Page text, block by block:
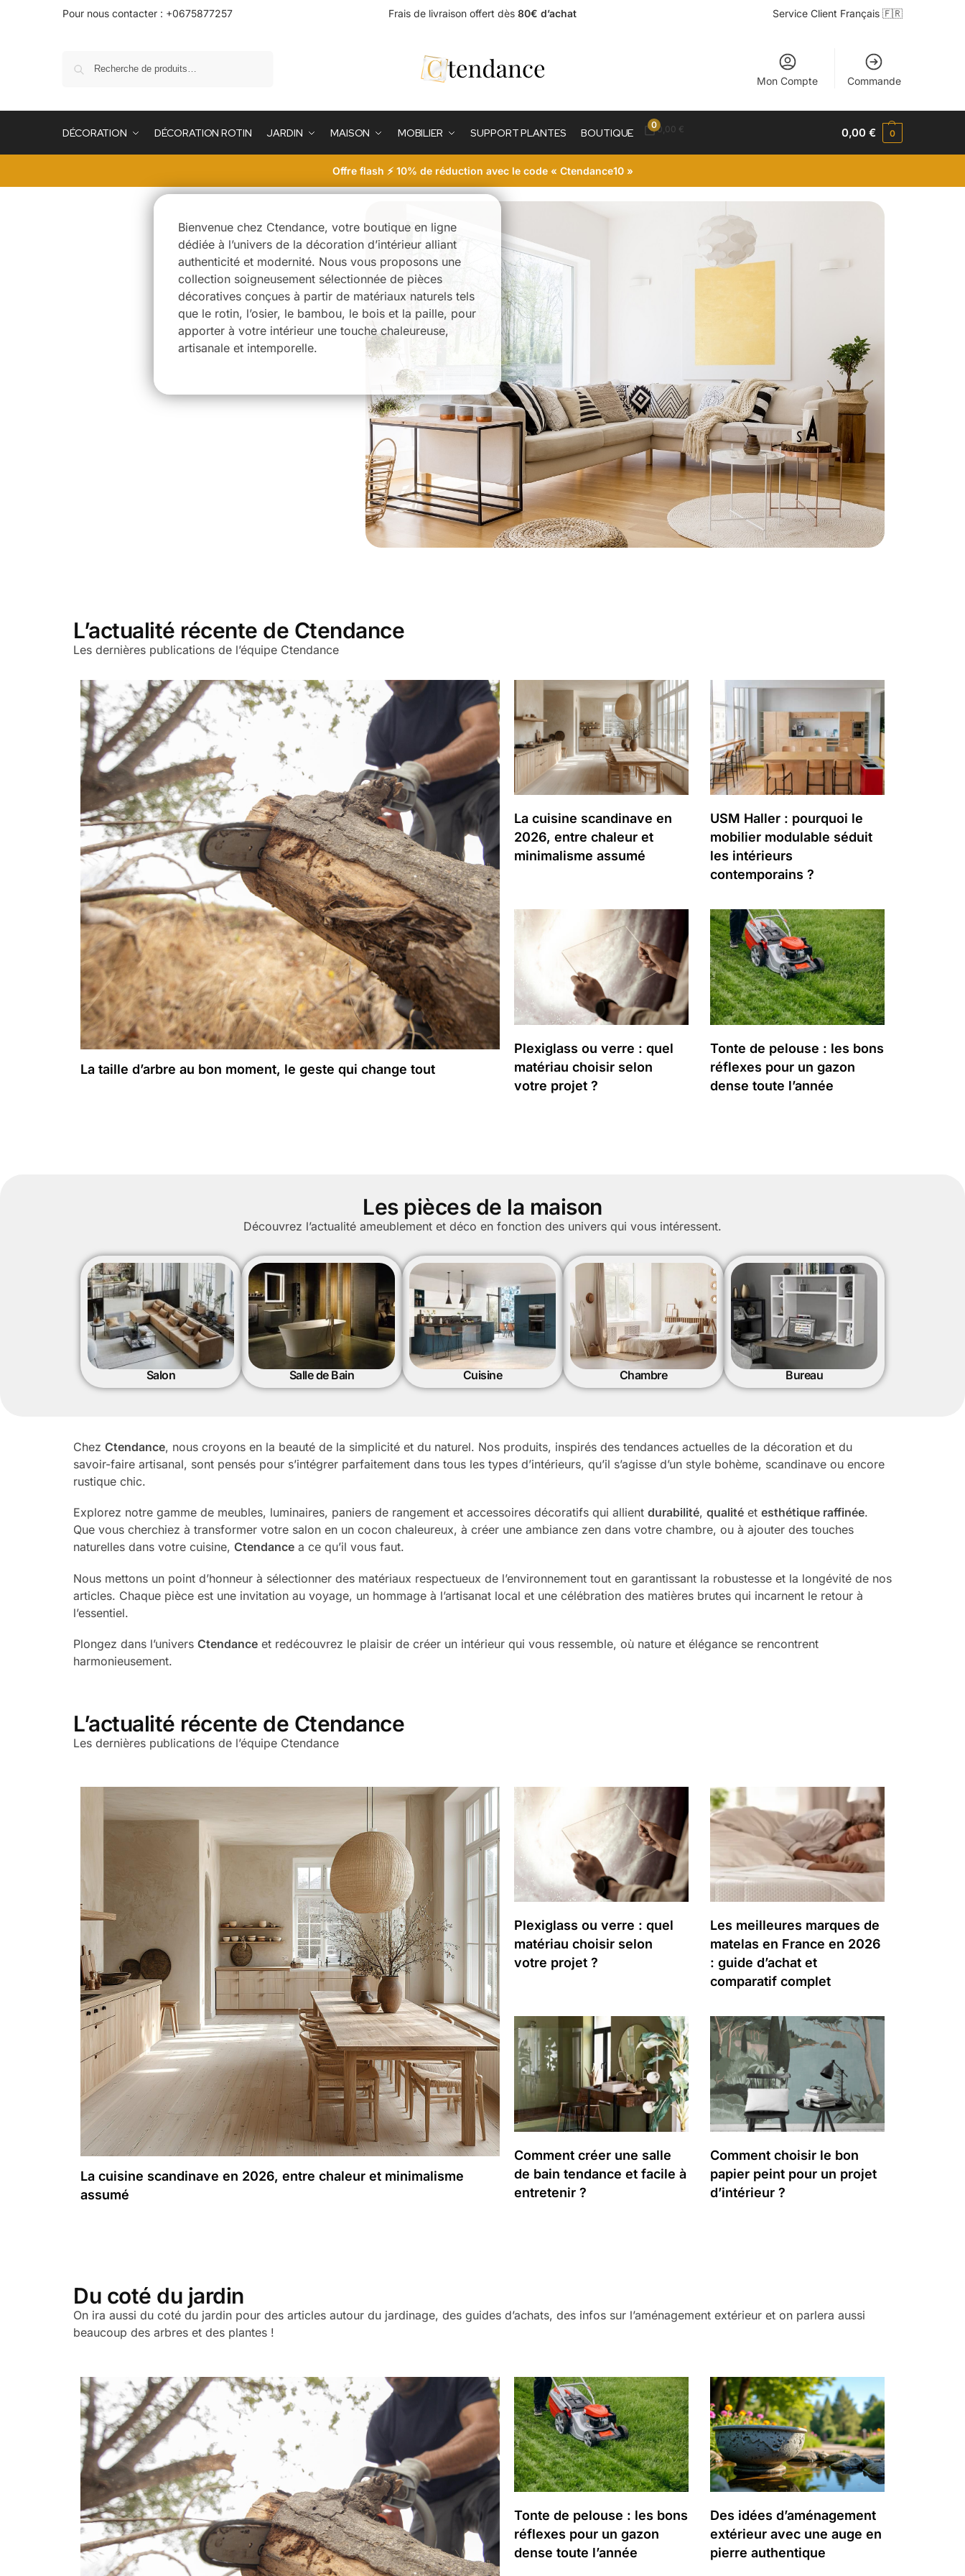
Pour nous contacter : +0675877257 Frais de livraison offert dès 80€ d’achat Service Client Français 🇫🇷
Mon Compte Commande
DÉCORATION DÉCORATION ROTIN JARDIN MAISON MOBILIER SUPPORT PLANTES BOUTIQUE
00,00 € 0,00€ 0
Offre flash ⚡ 10% de réduction avec le code « Ctendance10 »
Bienvenue chez Ctendance, votre boutique en ligne
dédiée à l’univers de la décoration d’intérieur alliant
authenticité et modernité. Nous vous proposons une
collection soigneusement sélectionnée de pièces
décoratives conçues à partir de matériaux naturels tels
que le rotin, l’osier, le bambou, le bois et la paille, pour
apporter à votre intérieur une touche chaleureuse,
artisanale et intemporelle.
L’actualité récente de Ctendance
Les dernières publications de l’équipe Ctendance
La taille d’arbre au bon moment, le geste qui change tout
La cuisine scandinave en
2026, entre chaleur et
minimalisme assumé
USM Haller : pourquoi le
mobilier modulable séduit
les intérieurs
contemporains ?
Plexiglass ou verre : quel
matériau choisir selon
votre projet ?
Tonte de pelouse : les bons
réflexes pour un gazon
dense toute l’année
Les pièces de la maison
Découvrez l’actualité ameublement et déco en fonction des univers qui vous intéressent.
Salon Salle de Bain Cuisine Chambre Bureau
Chez Ctendance, nous croyons en la beauté de la simplicité et du naturel. Nos produits, inspirés des tendances actuelles de la décoration et du
savoir-faire artisanal, sont pensés pour s’intégrer parfaitement dans tous les types d’intérieurs, qu’il s’agisse d’un style bohème, scandinave ou encore
rustique chic.
Explorez notre gamme de meubles, luminaires, paniers de rangement et accessoires décoratifs qui allient durabilité, qualité et esthétique raffinée.
Que vous cherchiez à transformer votre salon en un cocon chaleureux, à créer une ambiance zen dans votre chambre, ou à ajouter des touches
naturelles dans votre cuisine, Ctendance a ce qu’il vous faut.
Nous mettons un point d’honneur à sélectionner des matériaux respectueux de l’environnement tout en garantissant la robustesse et la longévité de nos
articles. Chaque pièce est une invitation au voyage, un hommage à l’artisanat local et une célébration des matières brutes qui incarnent le retour à
l’essentiel.
Plongez dans l’univers Ctendance et redécouvrez le plaisir de créer un intérieur qui vous ressemble, où nature et élégance se rencontrent
harmonieusement.
L’actualité récente de Ctendance
Les dernières publications de l’équipe Ctendance
La cuisine scandinave en 2026, entre chaleur et minimalisme
assumé
Plexiglass ou verre : quel
matériau choisir selon
votre projet ?
Les meilleures marques de
matelas en France en 2026
: guide d’achat et
comparatif complet
Comment créer une salle
de bain tendance et facile à
entretenir ?
Comment choisir le bon
papier peint pour un projet
d’intérieur ?
Du coté du jardin
On ira aussi du coté du jardin pour des articles autour du jardinage, des guides d’achats, des infos sur l’aménagement extérieur et on parlera aussi
beaucoup des arbres et des plantes !
Tonte de pelouse : les bons
réflexes pour un gazon
dense toute l’année
Des idées d’aménagement
extérieur avec une auge en
pierre authentique